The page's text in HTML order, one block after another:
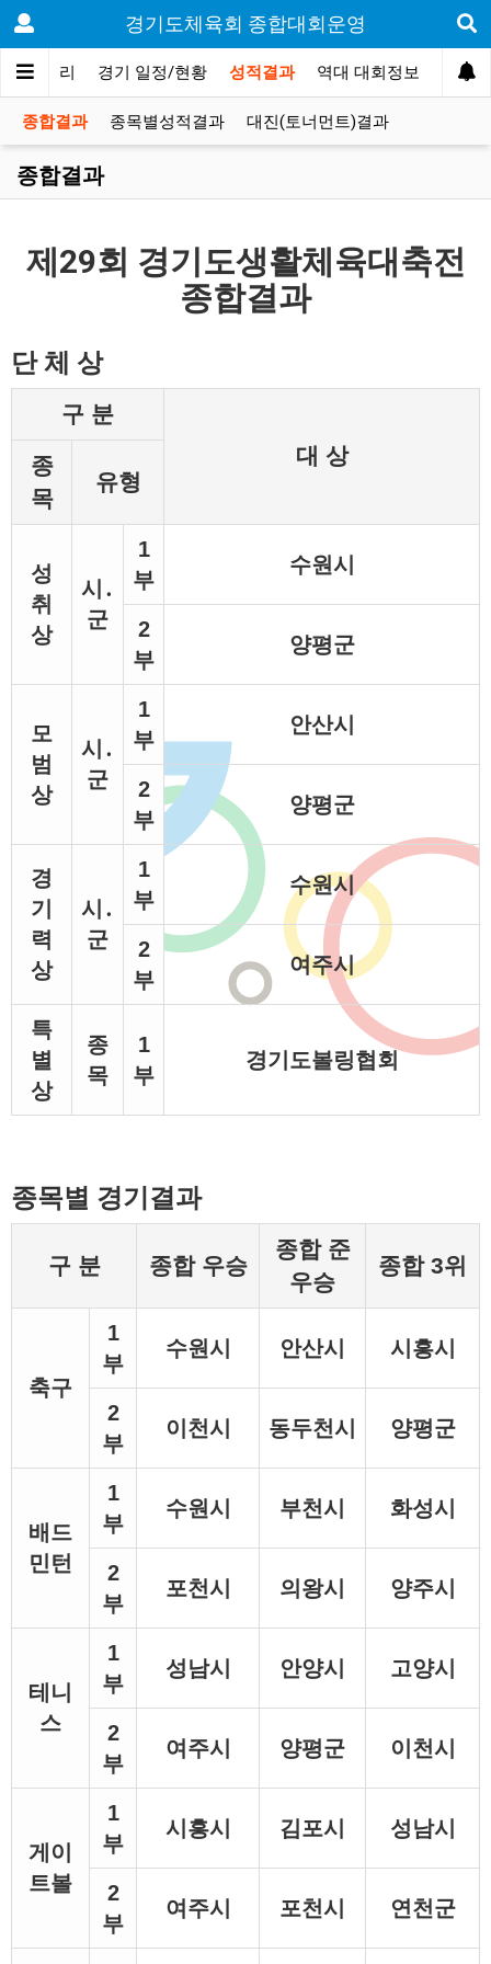
경기도체육회 종합대회운영
청/관리 경기 일정/현황 성적결과 역대 대회정보
종합결과 종목별성적결과 대진(토너먼트)결과
종합결과
제29회 경기도생활체육대축전
종합결과
단 체 상
구 분
대 상
종
목
유형
성
취
상
시․
군
1
부
수원시
2
부
양평군
모
범
상
시․
군
1
부
안산시
2
부
양평군
경
기
력
상
시․
군
1
부
수원시
2
부
여주시
특
별
상
종
목
1
부
경기도볼링협회
종목별 경기결과
구 분 종합 우승
종합 준
우승
종합 3위
축구
1
부
수원시 안산시 시흥시
2
부
이천시 동두천시 양평군
배드
민턴
1
부
수원시 부천시 화성시
2
부
포천시 의왕시 양주시
테니
스
1
부
성남시 안양시 고양시
2
부
여주시 양평군 이천시
게이
트볼
1
부
시흥시 김포시 성남시
2
부
여주시 포천시 연천군